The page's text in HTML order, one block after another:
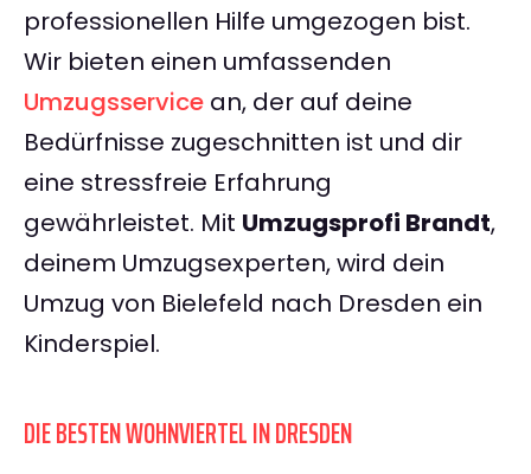
professionellen Hilfe umgezogen bist.
Wir bieten einen umfassenden
Umzugsservice an, der auf deine
Bedürfnisse zugeschnitten ist und dir
eine stressfreie Erfahrung
gewährleistet. Mit Umzugsprofi Brandt,
deinem Umzugsexperten, wird dein
Umzug von Bielefeld nach Dresden ein
Kinderspiel.
DIE BESTEN WOHNVIERTEL IN DRESDEN